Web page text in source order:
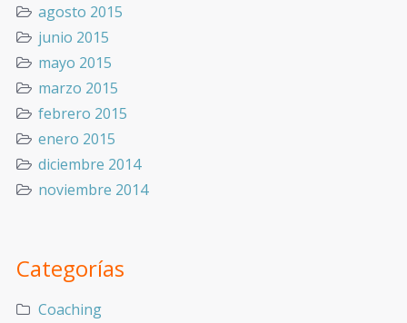
agosto 2015
junio 2015
mayo 2015
marzo 2015
febrero 2015
enero 2015
diciembre 2014
noviembre 2014
Categorías
Coaching